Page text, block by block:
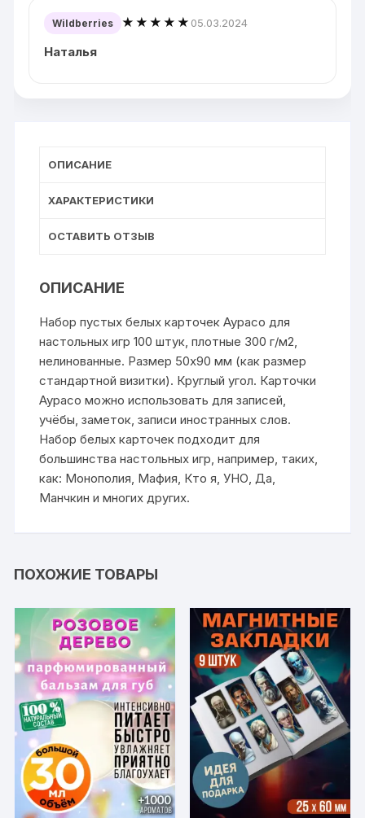
Wildberries ★★★★★ 05.03.2024
Наталья
ОПИСАНИЕ
ХАРАКТЕРИСТИКИ
ОСТАВИТЬ ОТЗЫВ
ОПИСАНИЕ
Набор пустых белых карточек Аурасо для
настольных игр 100 штук, плотные 300 г/м2,
нелинованные. Размер 50х90 мм (как размер
стандартной визитки). Круглый угол. Карточки
Аурасо можно использовать для записей,
учёбы, заметок, записи иностранных слов.
Набор белых карточек подходит для
большинства настольных игр, например, таких,
как: Монополия, Мафия, Кто я, УНО, Да,
Манчкин и многих других.
ПОХОЖИЕ ТОВАРЫ